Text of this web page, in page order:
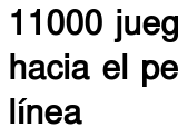
11000
hacia el
línea